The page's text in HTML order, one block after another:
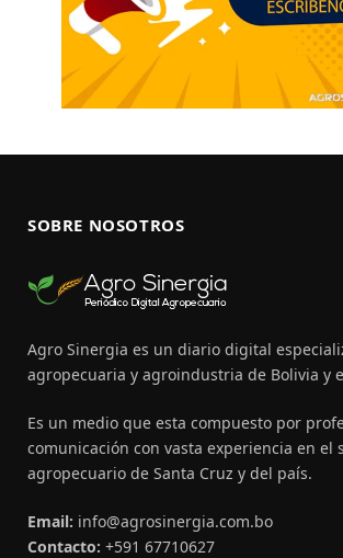
SOBRE NOSOTROS
Agro Sinergia es un diario digital
agropecuaria y agroindustria de Bolivia y
Es un medio que esta compuesto por
comunicación con vasta experiencia en el
agropecuario de Santa Cruz y del país.
Email: info@agrosinergia.com.bo
Contacto: +591 67710627